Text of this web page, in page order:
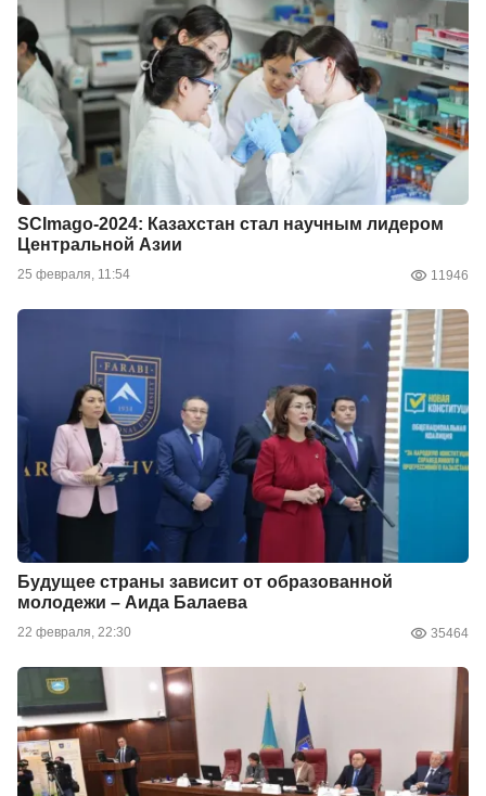
SCImago-2024: Казахстан стал научным лидером
Центральной Азии
25 февраля, 11:54 11946
Будущее страны зависит от образованной
молодежи – Аида Балаева
22 февраля, 22:30 35464